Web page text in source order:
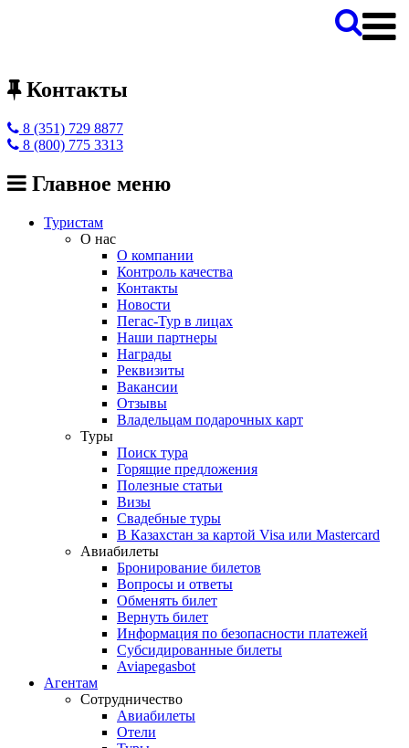
Контакты
8 (351) 729 8877
8 (800) 775 3313
Главное меню
Туристам
О нас
О компании
Контроль качества
Контакты
Новости
Пегас-Тур в лицах
Наши партнеры
Награды
Реквизиты
Вакансии
Отзывы
Владельцам подарочных карт
Туры
Поиск тура
Горящие предложения
Полезные статьи
Визы
Свадебные туры
В Казахстан за картой Visa или Masterсard
Авиабилеты
Бронирование билетов
Вопросы и ответы
Обменять билет
Вернуть билет
Информация по безопасности платежей
Субсидированные билеты
Aviapegasbot
Агентам
Сотрудничество
Авиабилеты
Отели